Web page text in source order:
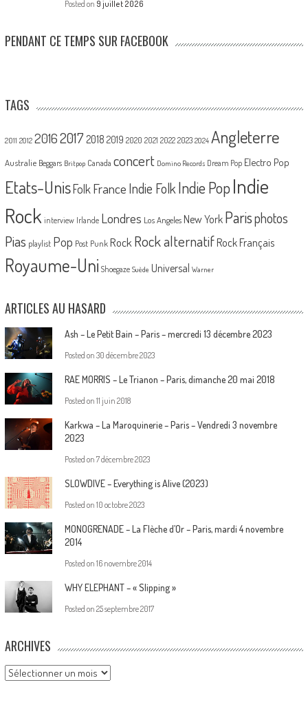
Posted on 9 juillet 2026
PENDANT CE TEMPS SUR FACEBOOK
TAGS
2011 2012 20162017 2018 2019 2020 2021 2022 2023 2024 Angleterre
Australie Beggars Britpop Canada concert Domino Records Dream Pop Electro Pop
Etats-UnisFolk France Indie Folk Indie PopIndie
Rock interview Irlande Londres Los Angeles New York Parisphotos
Pias playlist Pop Post Punk Rock Rock alternatif Rock Français
Royaume-Uni Shoegaze Suède Universal Warner
ARTICLES AU HASARD
Ash – Le Petit Bain – Paris – mercredi 13 décembre 2023
Posted on 30 décembre 2023
RAE MORRIS – Le Trianon – Paris, dimanche 20 mai 2018
Posted on 11 juin 2018
Karkwa – La Maroquinerie – Paris – Vendredi 3 novembre
2023
Posted on 7 décembre 2023
SLOWDIVE – Everything is Alive (2023)
Posted on 10 octobre 2023
MONOGRENADE – La Flèche d’Or – Paris, mardi 4 novembre
2014
Posted on 16 novembre 2014
WHY ELEPHANT – « Slipping »
Posted on 25 septembre 2017
ARCHIVES
Archives